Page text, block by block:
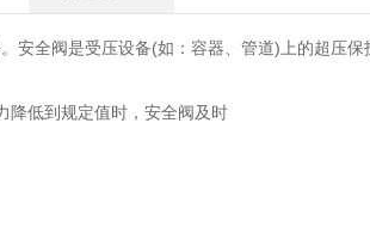
安全阀是受压设备(如：容器、管道)上的超压
降低到规定值时，安全阀及时